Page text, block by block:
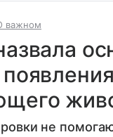
важном
не